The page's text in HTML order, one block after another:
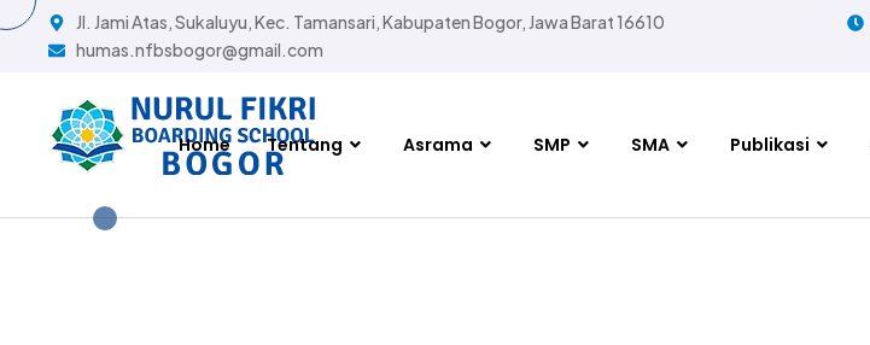
Jl. Jami Atas, Sukaluyu, Kec. Tamansari, Kabupaten Bogor, Jawa Barat 16610
humas.nfbsbogor@gmail.com
Home Tentang Asrama SMP SMA Publikasi